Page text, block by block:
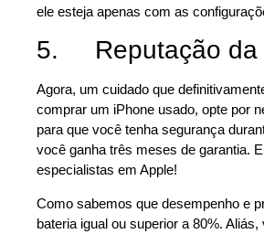
ele esteja apenas com as
5. Reputação da
Agora, um cuidado que
comprar um iPhone usado, opte por
para que você tenha segurança
você ganha três meses de garantia.
especialistas em Apple!
Como sabemos que desempenho e
bateria igual ou superior a 80%.